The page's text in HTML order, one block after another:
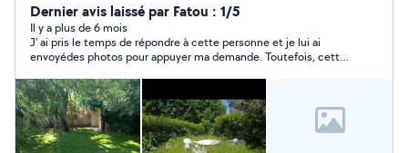
Dernier avis laissé par Fatou : 1/5
Il y a plus de 6 mois
J' ai pris le temps de répondre à cette personne et je lui ai
envoyédes photos pour appuyer ma demande. Toutefois, cette
en elle. Personne non fiable de par ce comportement que je
qualifierais de non professionnel .